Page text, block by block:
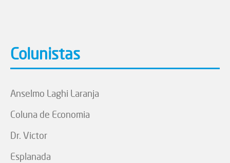
Colunistas
Anselmo Laghi Laranja
Coluna de Economia
Dr. Victor
Esplanada